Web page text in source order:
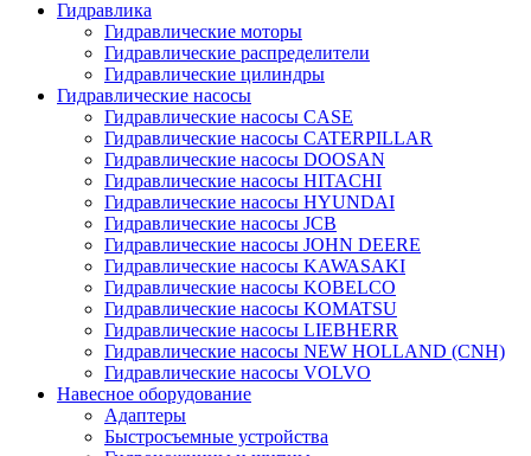
Гидравлика
Гидравлические моторы
Гидравлические распределители
Гидравлические цилиндры
Гидравлические насосы
Гидравлические насосы CASE
Гидравлические насосы CATERPILLAR
Гидравлические насосы DOOSAN
Гидравлические насосы HITACHI
Гидравлические насосы HYUNDAI
Гидравлические насосы JCB
Гидравлические насосы JOHN DEERE
Гидравлические насосы KAWASAKI
Гидравлические насосы KOBELCO
Гидравлические насосы KOMATSU
Гидравлические насосы LIEBHERR
Гидравлические насосы NEW HOLLAND (CNH)
Гидравлические насосы VOLVO
Навесное оборудование
Адаптеры
Быстросъемные устройства